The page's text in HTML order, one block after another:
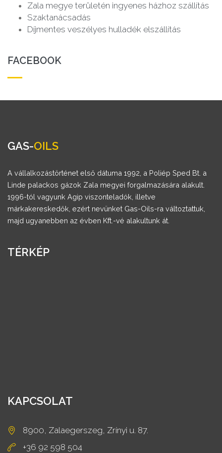
Zala megye területén ingyenes házhoz szállítás
Szaktanácsadás
Díjmentes veszélyes hulladék elszállítás
FACEBOOK
GAS-OILS
A vállalkozástörténet első dátuma 1992, a Poliép Sped Bt. a
Linde palackos gázok Zala megyei forgalmazására alakult.
1996-tól vagyunk Agip viszonteladók, illetve
márkakereskedők, ezért nevünket Gas-Oils-ra változtattuk,
majd ugyanebben az évben Kft.-vé alakultunk át.
TÉRKÉP
KAPCSOLAT
8900, Zalaegerszeg, Zrínyi u. 87.
+36 92 598 504